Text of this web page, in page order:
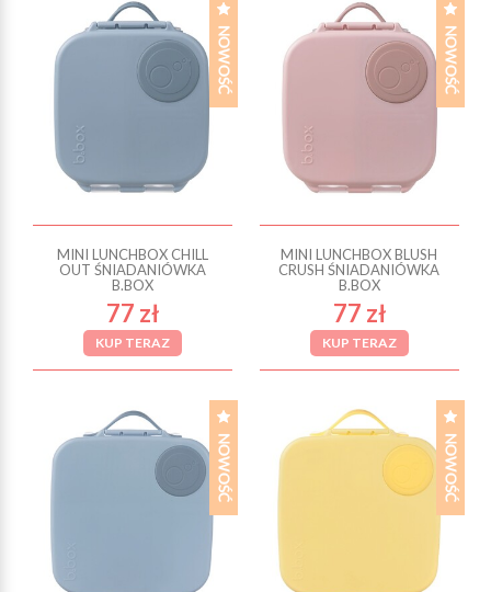
MINI LUNCHBOX CHILL
OUT ŚNIADANIÓWKA
B.BOX
77 zł
KUP TERAZ
MINI LUNCHBOX BLUSH
CRUSH ŚNIADANIÓWKA
B.BOX
77 zł
KUP TERAZ